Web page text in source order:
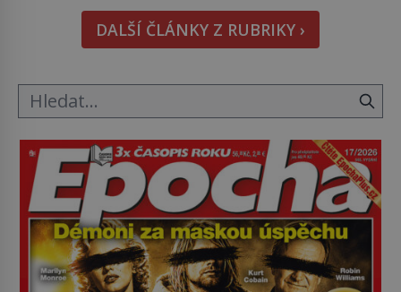
zakreslovali do map záhadný kontinent Terra
Australis – Jižní zemi. Proč? Do jisté míry to byl
smysl pro […]
DALŠÍ ČLÁNKY Z RUBRIKY ›